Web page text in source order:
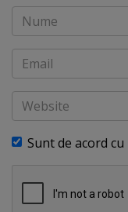
Nume
Email
Website
Sunt de acord cu